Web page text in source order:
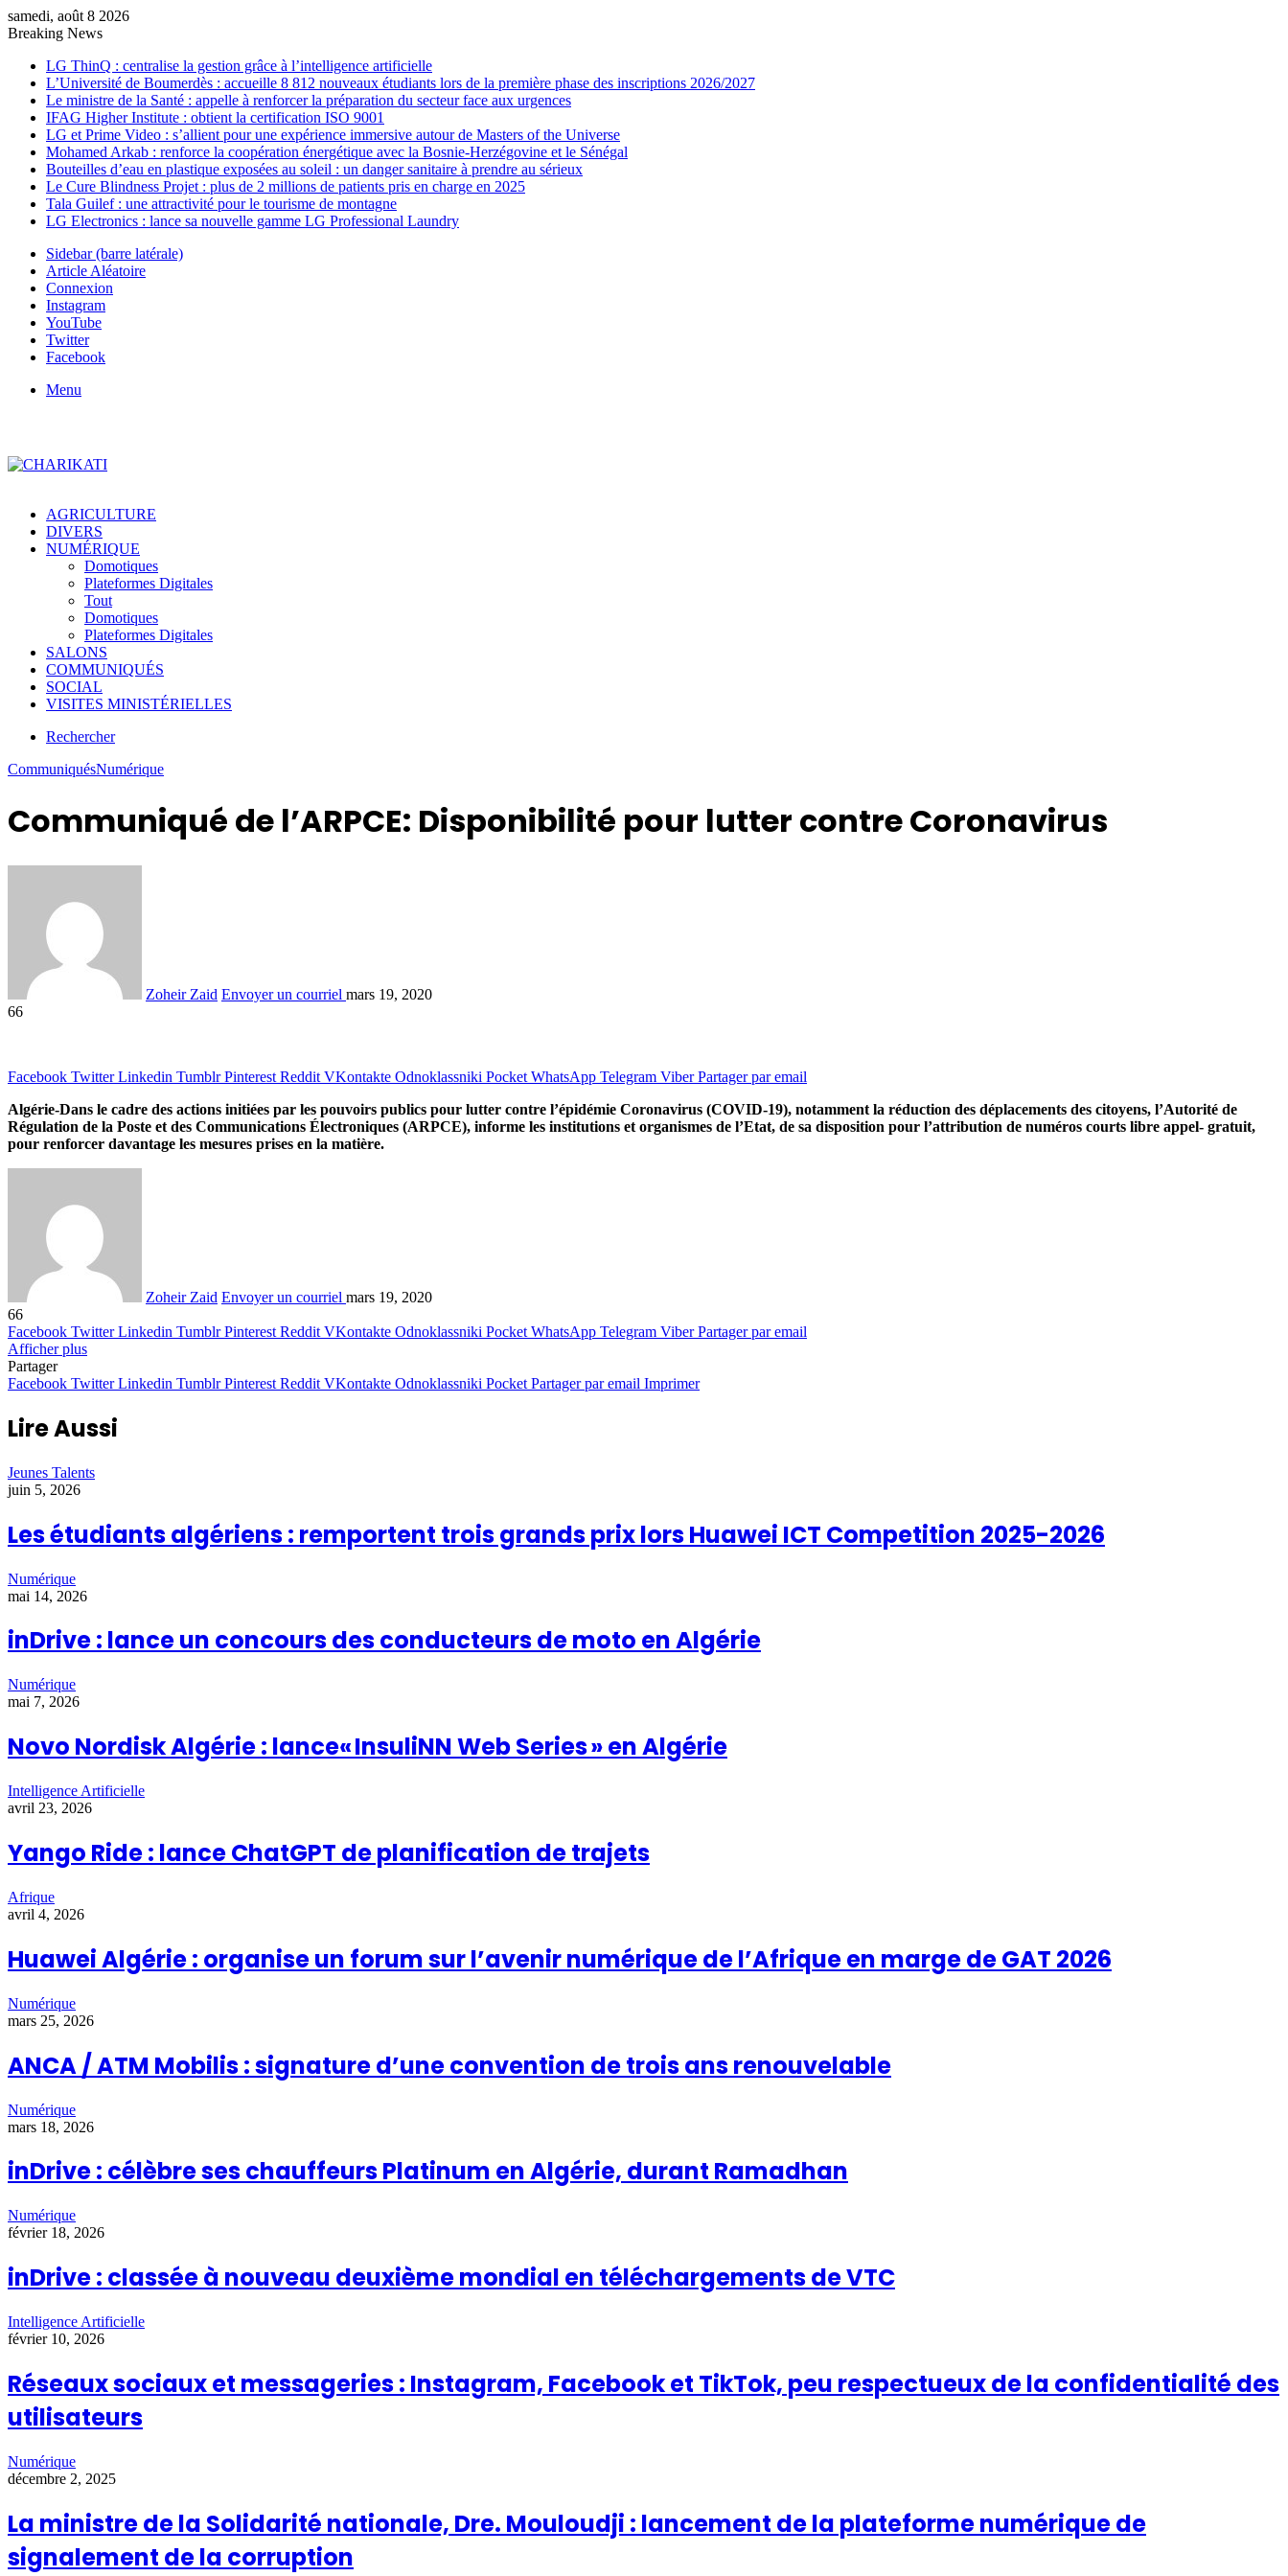
samedi, août 8 2026
Breaking News
LG ThinQ : centralise la gestion grâce à l’intelligence artificielle
L’Université de Boumerdès : accueille 8 812 nouveaux étudiants lors de la première phase des inscriptions 2026/2027
Le ministre de la Santé : appelle à renforcer la préparation du secteur face aux urgences
IFAG Higher Institute : obtient la certification ISO 9001
LG et Prime Video : s’allient pour une expérience immersive autour de Masters of the Universe
Mohamed Arkab : renforce la coopération énergétique avec la Bosnie-Herzégovine et le Sénégal
Bouteilles d’eau en plastique exposées au soleil : un danger sanitaire à prendre au sérieux
Le Cure Blindness Projet : plus de 2 millions de patients pris en charge en 2025
Tala Guilef : une attractivité pour le tourisme de montagne
LG Electronics : lance sa nouvelle gamme LG Professional Laundry
Sidebar (barre latérale)
Article Aléatoire
Connexion
Instagram
YouTube
Twitter
Facebook
Menu
AGRICULTURE
DIVERS
NUMÉRIQUE
Domotiques
Plateformes Digitales
Tout
Domotiques
Plateformes Digitales
SALONS
COMMUNIQUÉS
SOCIAL
VISITES MINISTÉRIELLES
Rechercher
CommuniquésNumérique
Communiqué de l’ARPCE: Disponibilité pour lutter contre Coronavirus
Zoheir Zaid Envoyer un courriel mars 19, 2020
66
Facebook Twitter Linkedin Tumblr Pinterest Reddit VKontakte Odnoklassniki Pocket WhatsApp Telegram Viber Partager par email
Algérie-Dans le cadre des actions initiées par les pouvoirs publics pour lutter contre l’épidémie Coronavirus (COVID-19), notamment la réduction des déplacements des citoyens, l’Autorité de
Régulation de la Poste et des Communications Électroniques (ARPCE), informe les institutions et organismes de l’Etat, de sa disposition pour l’attribution de numéros courts libre appel- gratuit,
pour renforcer davantage les mesures prises en la matière.
Zoheir Zaid Envoyer un courriel mars 19, 2020
66
Facebook Twitter Linkedin Tumblr Pinterest Reddit VKontakte Odnoklassniki Pocket WhatsApp Telegram Viber Partager par email
Afficher plus
Partager
Facebook Twitter Linkedin Tumblr Pinterest Reddit VKontakte Odnoklassniki Pocket Partager par email Imprimer
Lire Aussi
Jeunes Talents
juin 5, 2026
Les étudiants algériens : remportent trois grands prix lors Huawei ICT Competition 2025-2026
Numérique
mai 14, 2026
inDrive : lance un concours des conducteurs de moto en Algérie
Numérique
mai 7, 2026
Novo Nordisk Algérie : lance« InsuliNN Web Series » en Algérie
Intelligence Artificielle
avril 23, 2026
Yango Ride : lance ChatGPT de planification de trajets
Afrique
avril 4, 2026
Huawei Algérie : organise un forum sur l’avenir numérique de l’Afrique en marge de GAT 2026
Numérique
mars 25, 2026
ANCA / ATM Mobilis : signature d’une convention de trois ans renouvelable
Numérique
mars 18, 2026
inDrive : célèbre ses chauffeurs Platinum en Algérie, durant Ramadhan
Numérique
février 18, 2026
inDrive : classée à nouveau deuxième mondial en téléchargements de VTC
Intelligence Artificielle
février 10, 2026
Réseaux sociaux et messageries : Instagram, Facebook et TikTok, peu respectueux de la confidentialité des
utilisateurs
Numérique
décembre 2, 2025
La ministre de la Solidarité nationale, Dre. Mouloudji : lancement de la plateforme numérique de
signalement de la corruption